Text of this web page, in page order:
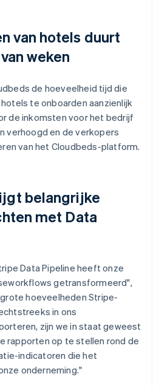
van hotels duurt
weken
de hoeveelheid tijd die
te onboarden aanzienlijk
de inkomsten voor het bedrijf
verhoogd en de verkopers
van het Cloudbeds-platform.
belangrijke
met Data
Data Pipeline heeft onze
getransformeerd",
hoeveelheden Stripe-
in ons
zijn we in staat geweest
rapporten op te stellen rond de
indicatoren die het
onderneming."